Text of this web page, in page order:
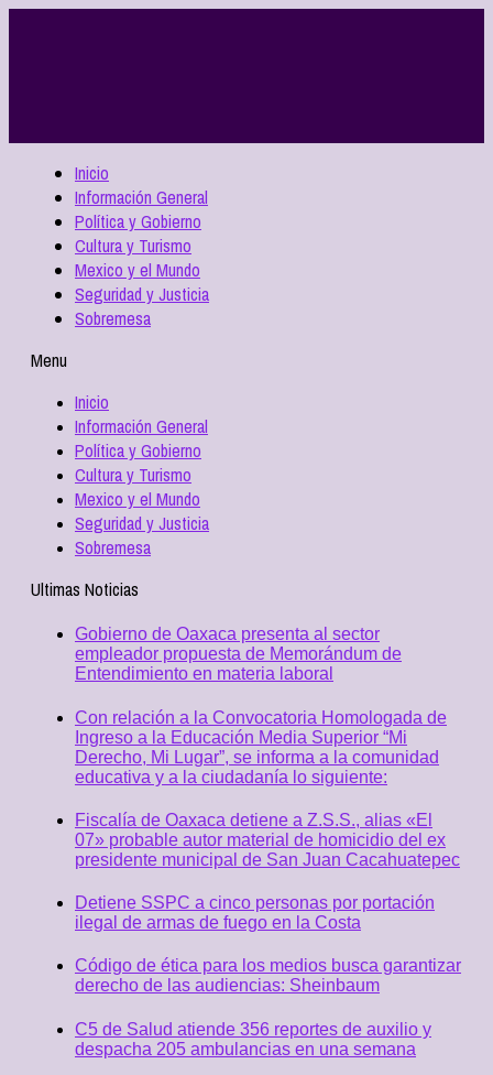
Inicio
Información General
Política y Gobierno
Cultura y Turismo
Mexico y el Mundo
Seguridad y Justicia
Sobremesa
Menu
Inicio
Información General
Política y Gobierno
Cultura y Turismo
Mexico y el Mundo
Seguridad y Justicia
Sobremesa
Ultimas Noticias
Gobierno de Oaxaca presenta al sector
empleador propuesta de Memorándum de
Entendimiento en materia laboral
Con relación a la Convocatoria Homologada de
Ingreso a la Educación Media Superior “Mi
Derecho, Mi Lugar”, se informa a la comunidad
educativa y a la ciudadanía lo siguiente:
Fiscalía de Oaxaca detiene a Z.S.S., alias «El
07» probable autor material de homicidio del ex
presidente municipal de San Juan Cacahuatepec
Detiene SSPC a cinco personas por portación
ilegal de armas de fuego en la Costa
Código de ética para los medios busca garantizar
derecho de las audiencias: Sheinbaum
C5 de Salud atiende 356 reportes de auxilio y
despacha 205 ambulancias en una semana